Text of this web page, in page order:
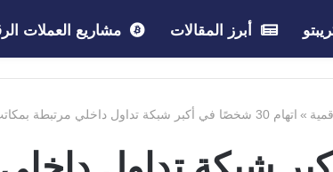
أبرز المقالات مشاريع العملات
» اتهام 30 شخصًا في أكبر شبكة تداول داخلي مرتبطة بمكاتب محاماة أمريكية